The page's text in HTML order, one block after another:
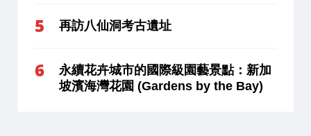
再訪八仙洞考古遺址
永續花卉城市的國際級園藝景點：新加
坡濱海灣花園 (Gardens by the Bay)